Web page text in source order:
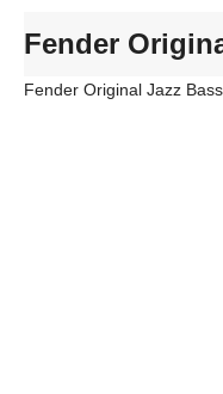
Fender
Fender Original Jazz